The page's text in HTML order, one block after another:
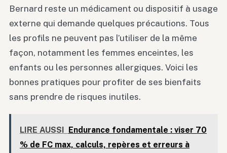
Bernard reste un médicament ou dispositif à usage
externe qui demande quelques précautions. Tous
les profils ne peuvent pas l’utiliser de la même
façon, notamment les femmes enceintes, les
enfants ou les personnes allergiques. Voici les
bonnes pratiques pour profiter de ses bienfaits
sans prendre de risques inutiles.
LIRE AUSSI Endurance fondamentale : viser 70
% de FC max, calculs, repères et erreurs à